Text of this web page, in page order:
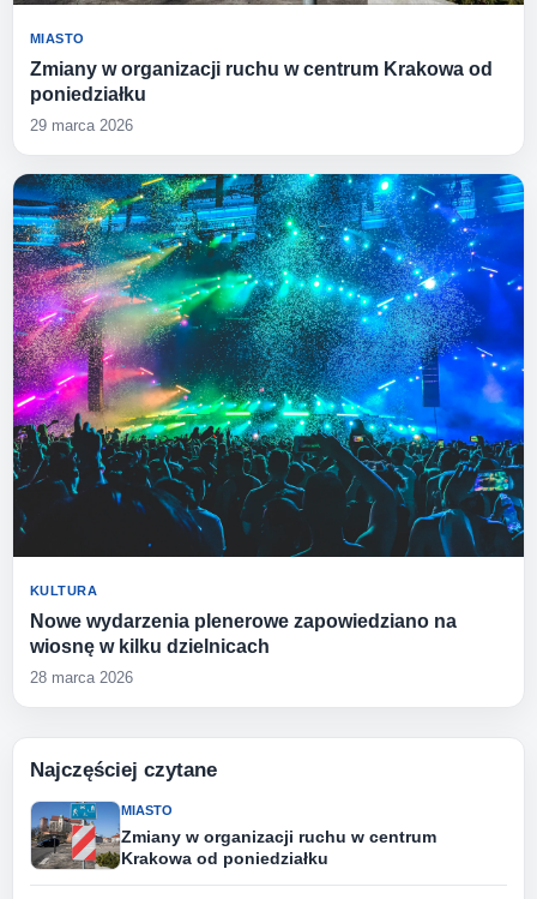
MIASTO
Zmiany w organizacji ruchu w centrum Krakowa od
poniedziałku
29 marca 2026
KULTURA
Nowe wydarzenia plenerowe zapowiedziano na
wiosnę w kilku dzielnicach
28 marca 2026
Najczęściej czytane
MIASTO
Zmiany w organizacji ruchu w centrum
Krakowa od poniedziałku